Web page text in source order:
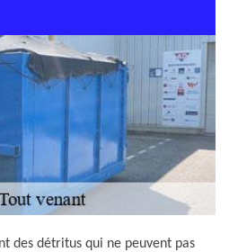
des détritus qui ne peuvent pas